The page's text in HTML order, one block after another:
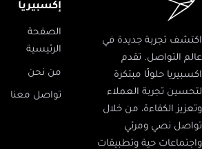
تجربة جديدة في
التواصل. تقدم
حلولًا مبتكرة
تجربة العملاء
الكفاءة، من خلال
نصي ومرئي
حية وتطبيقات
إكسبيريا
الصفحة
الرئيسية
من نحن
تواصل معنا